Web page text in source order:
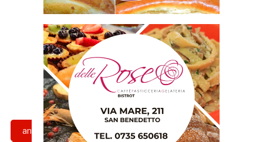
angelo cetera giorgio rivosecchi